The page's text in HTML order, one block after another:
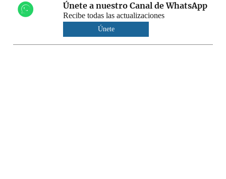
Únete a nuestro Canal de WhatsApp
Recibe todas las actualizaciones
Únete